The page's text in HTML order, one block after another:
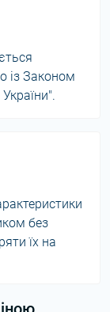
із Законом
без
їх на